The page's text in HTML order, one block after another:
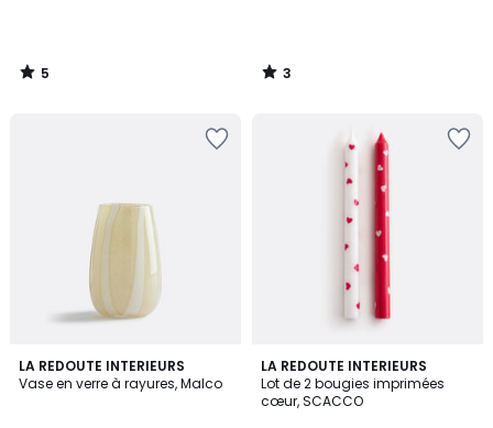
5
/
3
/
LA REDOUTE INTERIEURS
Vase en verre à rayures, Malco
4,6
/ 5
3
Couleurs
LA REDOUTE INTERIEURS
Lot de 2 bougies imprimées
cœur, SCACCO
2
Couleurs